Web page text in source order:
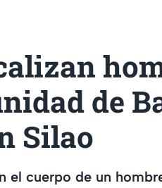
de
Silao
el cuerpo de un